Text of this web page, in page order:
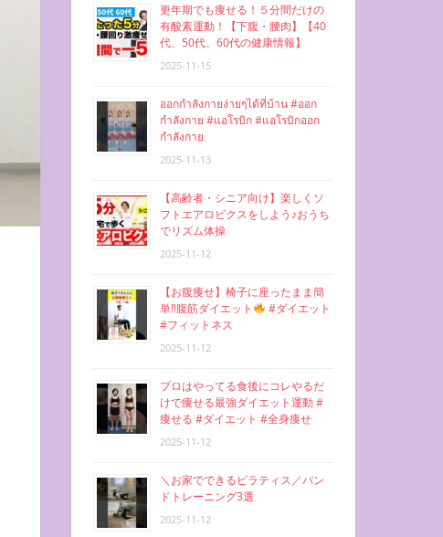
更年期でも痩せる！５分間だけの
有酸素運動！【下腹・腰肉】【40
代、50代、60代の健康情報】
2025-11-15
ออกกำลังกายง่ายๆได้ที่บ้าน #ออก
กำลังกาย #แอโรบิก #แอโรบิกออก
กำลังกาย
2025-11-13
【高齢者・シニア向け】楽しくソ
フトエアロビクスをしよう♪おうち
でリズム体操
2025-11-12
【お腹痩せ】椅子に座ったまま簡
単‼︎腹筋ダイエット
#ダイエット
#フィットネス
2025-11-12
プロはやってる食後にコレやるだ
けで痩せる最強ダイエット運動 #
痩せる #ダイエット #全身痩せ
2025-11-12
＼お家でできるピラティス／バン
ドトレーニング3選
2025-11-12